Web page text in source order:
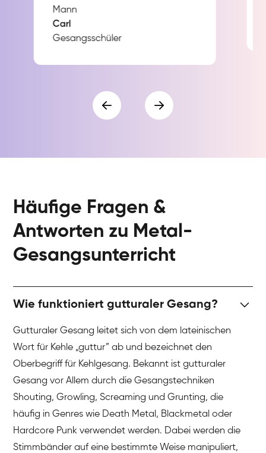
Carl
Gesangsschüler
Häufige Fragen &
Antworten zu Metal-
Gesangsunterricht
Wie funktioniert gutturaler Gesang?
Gutturaler Gesang leitet sich von dem lateinischen
Wort für Kehle „guttur” ab und bezeichnet den
Oberbegriff für Kehlgesang. Bekannt ist gutturaler
Gesang vor Allem durch die Gesangstechniken
Shouting, Growling, Screaming und Grunting, die
häufig in Genres wie Death Metal, Blackmetal oder
Hardcore Punk verwendet werden. Dabei werden die
Stimmbänder auf eine bestimmte Weise manipuliert,